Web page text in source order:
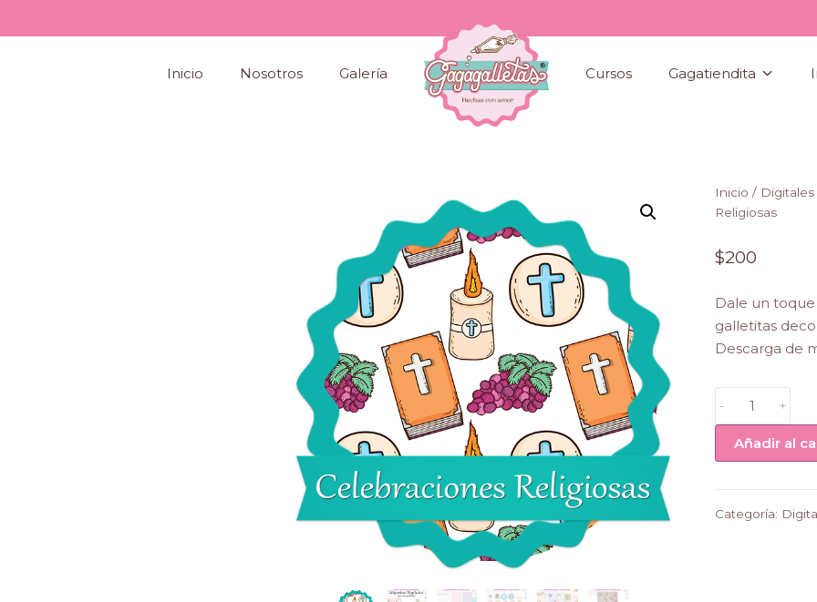
to
Inicio Nosotros Galería Cursos Gagatiendita
Inicio / Digitales
Religiosas
$200
Dale un
galletitas
Descarga de
Celebraciones
Religiosas
cantidad
- +
Añadir al
Categoría: